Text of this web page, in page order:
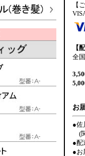
【
【
全
お
●佐
(
●配
●お